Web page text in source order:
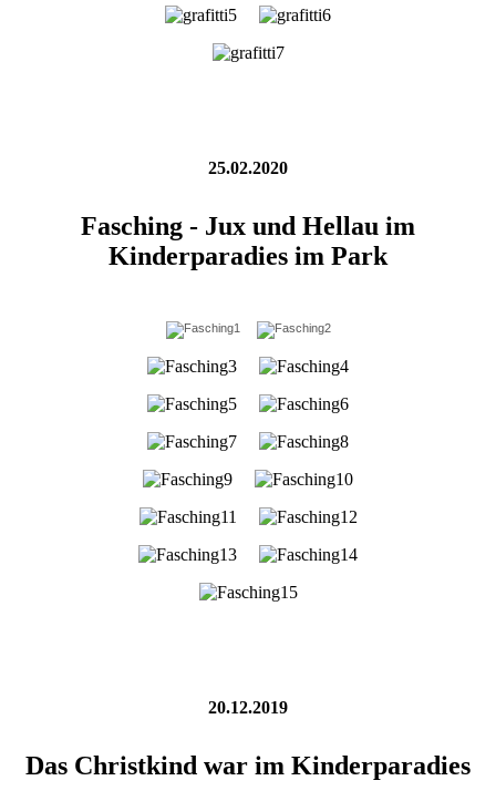
25.02.2020
Fasching - Jux und Hellau im
Kinderparadies im Park
20.12.2019
Das Christkind war im Kinderparadies